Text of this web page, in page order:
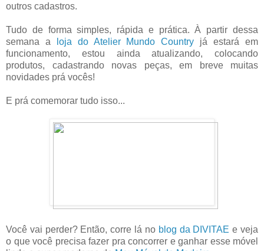
outros cadastros.
Tudo de forma simples, rápida e prática. À partir dessa
semana a
loja do Atelier Mundo Country já estará em
funcionamento, estou ainda atualizando, colocando
produtos, cadastrando novas peças, em breve muitas
novidades prá vocês!
E prá comemorar tudo isso...
Você vai perder? Então, corre lá no blog da DIVITAE e veja
o que você precisa fazer pra concorrer e ganhar esse móvel